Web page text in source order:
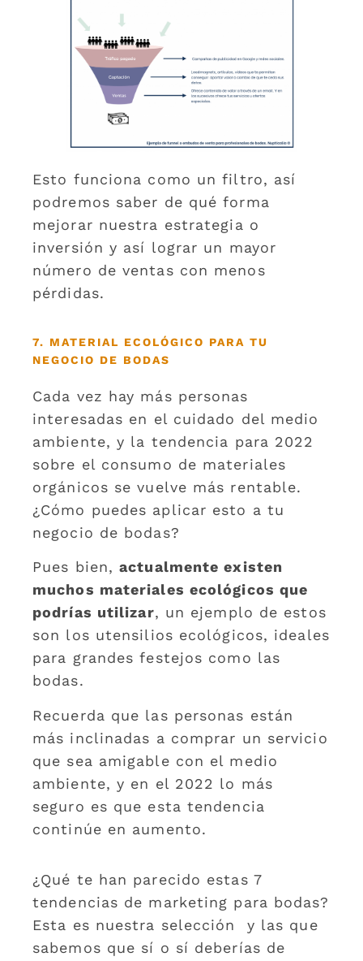
Esto funciona como un filtro, así
podremos saber de qué forma
mejorar nuestra estrategia o
inversión y así lograr un mayor
número de ventas con menos
pérdidas.
7. MATERIAL ECOLÓGICO PARA TU
NEGOCIO DE BODAS
Cada vez hay más personas
interesadas en el cuidado del medio
ambiente, y la tendencia para 2022
sobre el consumo de materiales
orgánicos se vuelve más rentable.
¿Cómo puedes aplicar esto a tu
negocio de bodas?
Pues bien,actualmente existen
muchos materiales ecológicos que
podrías utilizar, un ejemplo de estos
son los utensilios ecológicos, ideales
para grandes festejos como las
bodas.
Recuerda que las personas están
más inclinadas a comprar un servicio
que sea amigable con el medio
ambiente, y en el 2022 lo más
seguro es que esta tendencia
continúe en aumento.
¿Qué te han parecido estas 7
tendencias de marketing para bodas?
Esta es nuestra selección y las que
sabemos que sí o sí deberías de